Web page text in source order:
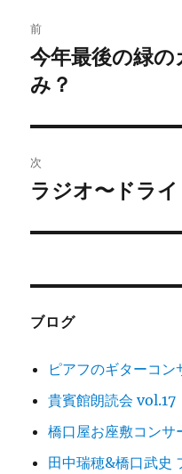
稿
ナ
ビ
ゲ
ー
シ
ン
前
前
の
稿:
今年最後の緑
み？
次
次
投
ラジオ〜ドラ
ブログ
ピアフのギターコン
貴賓館朗読会 vol.17
橋口屋お座敷コンサ
田中瑞穂&橋口武史